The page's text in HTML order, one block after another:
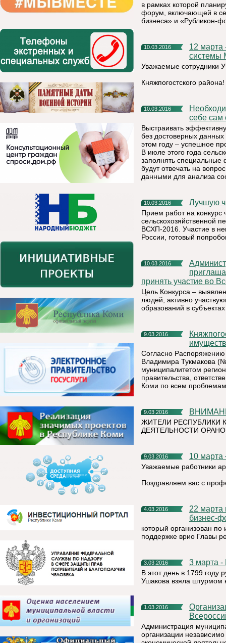
в рамках которой
форум, включающей в
бизнеса» и «Рубликон-
10.03.2016
12 марта - День работников уголовно-исполнительной
системы
Уважаемые
Княжпогостского района!
10.03.2016
Необходимость достоверных переписных данных ощутит на
себе сам
Выстраивать
без достоверных
этом году – успешное
В июле этого года
заполнять специальные
будут отвечать на
данными для анализа
10.03.2016 Лучшую
Прием работ на конкурс
сельскохозяйственной
ВСХП-2016. Участие в
России, готовый
10.03.2016
Администрация муниципального района «Княжпогостский»
принять участие во
Цель Конкурса –
людей, активно
образований в
9.03.2016
Княжпогостский район будет курировать министр РК
Согласно Распоряжению
Владимира Тукмакова
муниципалитетом
правительства,
Коми по всем
9.03.2016
ЖИТЕЛИ РЕСПУБЛИКИ
ДЕЯТЕЛЬНОСТИ
9.03.2016 10
Уважаемые работники
Поздравляем вас с
4.03.2016
22 марта в столице Республики Коми пройдёт региональный
бизнес-
который организован
поддержке врио Главы
3.03.2016 3
В этот день в 1799 году
Ушакова взяла штурмом
1.03.2016
Организации Республики Коми приглашаются к участию во
Администрация
организации